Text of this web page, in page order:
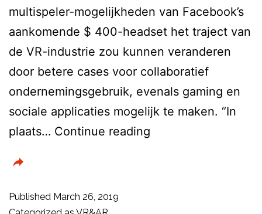
multispeler-mogelijkheden van Facebook’s
aankomende $ 400-headset het traject van
de VR-industrie zou kunnen veranderen
door betere cases voor collaboratief
ondernemingsgebruik, evenals gaming en
sociale applicaties mogelijk te maken. “In
plaats… Continue reading
Published March 26, 2019